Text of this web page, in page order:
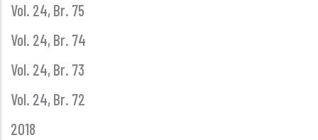
Vol. 24, Br. 75
Vol. 24, Br. 74
Vol. 24, Br. 73
Vol. 24, Br. 72
2018